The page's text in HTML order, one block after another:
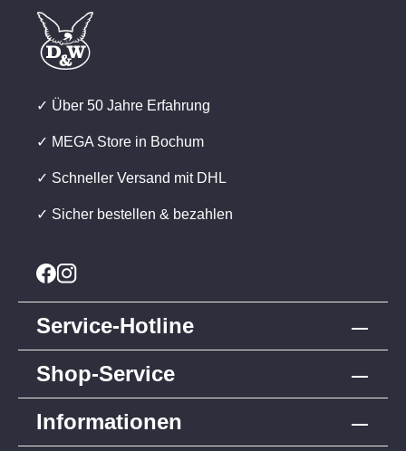
✓ Über 50 Jahre Erfahrung
✓ MEGA Store in Bochum
✓ Schneller Versand mit DHL
✓ Sicher bestellen & bezahlen
Service-Hotline
Shop-Service
Informationen